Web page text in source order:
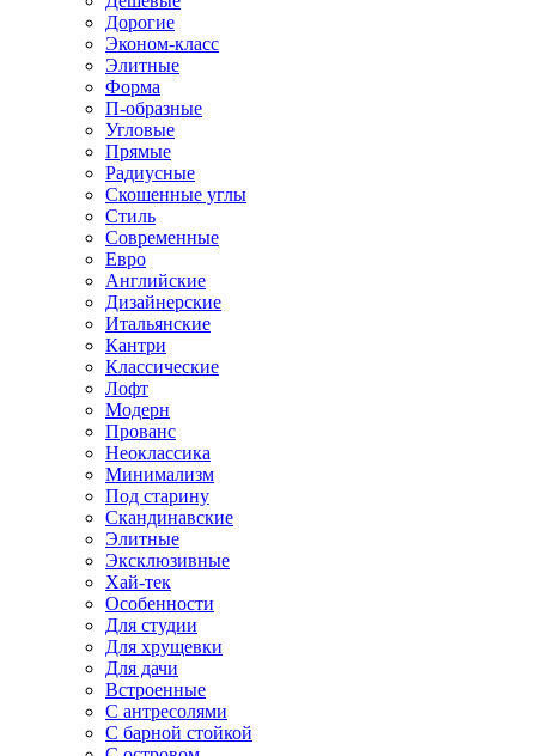
Дорогие
Эконом-класс
Элитные
Форма
П-образные
Угловые
Прямые
Радиусные
Скошенные углы
Стиль
Современные
Евро
Английские
Дизайнерские
Итальянские
Кантри
Классические
Лофт
Модерн
Прованс
Неоклассика
Минимализм
Под старину
Скандинавские
Элитные
Эксклюзивные
Хай-тек
Особенности
Для студии
Для хрущевки
Для дачи
Встроенные
С антресолями
С барной стойкой